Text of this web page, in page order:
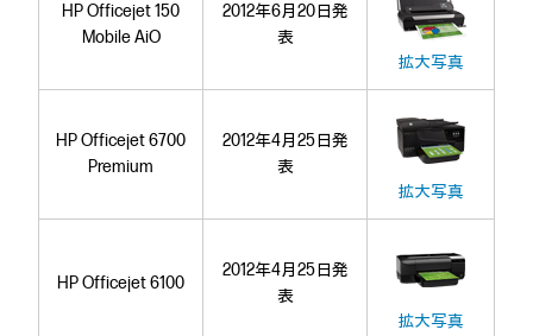
HP Officejet 150
Mobile AiO
2012年6月20日発
表
拡大写真
HP Officejet 6700
Premium
2012年4月25日発
表
拡大写真
HP Officejet 6100
2012年4月25日発
表
拡大写真